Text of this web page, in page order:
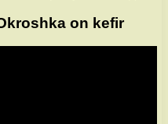
on kefir